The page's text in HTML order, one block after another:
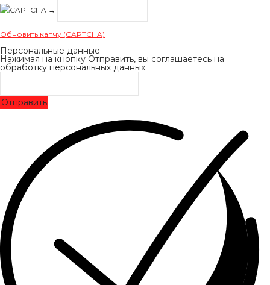
→
Обновить капчу (CAPTCHA)
Персональные данные
Нажимая на кнопку Отправить, вы соглашаетесь на
обработку персональных данных
Отправить